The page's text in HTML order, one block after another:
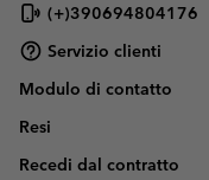
(+)390694804176
Servizio clienti
Modulo di contatto
Resi
Recedi dal contratto